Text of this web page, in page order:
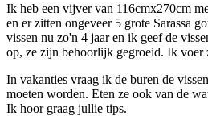
Ik heb een vijver van 116cmx270cm
en er zitten ongeveer 5 grote Sarassa
vissen nu zo'n 4 jaar en ik geef de
op, ze zijn behoorlijk gegroeid. Ik voer
In vakanties vraag ik de buren de
moeten worden. Eten ze ook van de
Ik hoor graag jullie tips.